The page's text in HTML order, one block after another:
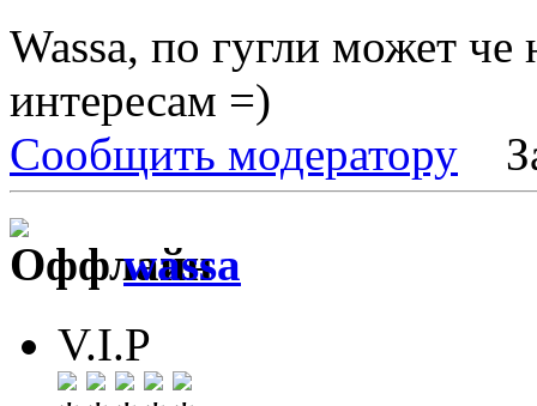
Wassa, по гугли может
интересам =)
Сообщить модератору
wassa
V.I.P